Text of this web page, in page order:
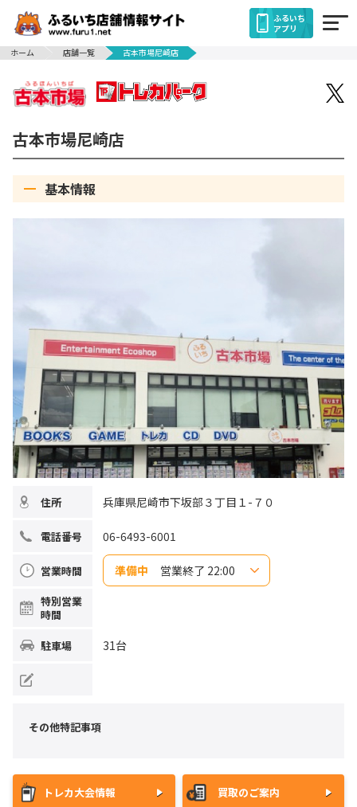
ふるいち
アプリ
ホーム
店舗一覧 古本市場尼崎店
古本市場尼崎店
基本情報
住所 兵庫県尼崎市下坂部３丁目１-７０
電話番号 06-6493-6001
営業時間 準備中 営業終了 22:00
特別営業
時間
駐車場 31台
その他特記事項
トレカ大会情報 買取のご案内